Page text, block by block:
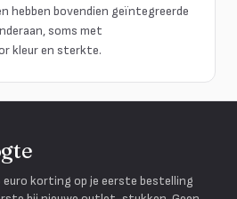
hebben bovendien geïntegreerde
soms met
kleur en sterkte.
korting op je eerste bestelling